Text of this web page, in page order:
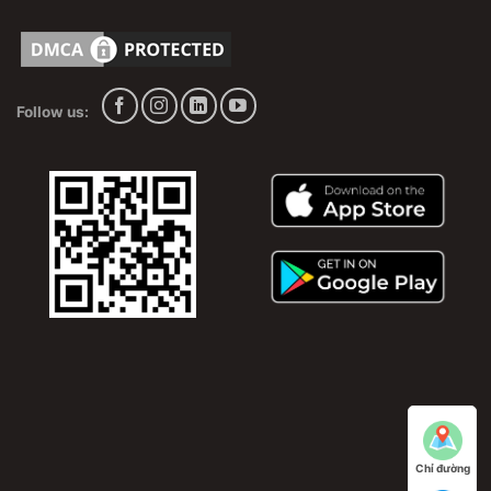
trường, máy lạnh tủ đứng, máy lạnh âm tường và bơm
ga R22, ga R32, ga R410A
Follow us:
Chỉ đường